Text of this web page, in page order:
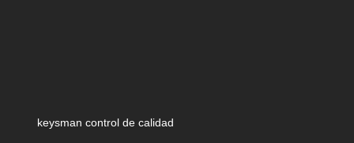
keysman control de calidad